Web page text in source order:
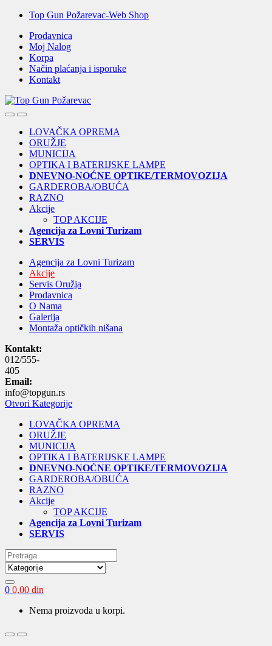
Skip
navigation
Skip
content
Top Gun Požarevac-Web Shop
Prodavnica
Moj Nalog
Korpa
Način plaćanja i isporuke
Kontakt
OpenClose
LOVAČKA OPREMA
ORUŽJE
MUNICIJA
OPTIKA I BATERIJSKE LAMPE
DNEVNO-NOĆNE OPTIKE/TERMOVOZIJA
GARDEROBA/OBUĆA
RAZNO
Akcije
TOP AKCIJE
Agencija za Lovni Turizam
SERVIS
Agencija za Lovni Turizam
Akcije
Servis Oružja
Prodavnica
O Nama
Galerija
Montaža optičkih nišana
Kontakt:
012/555-
405
Email:
info@topgun.rs
Otvori Kategorije
LOVAČKA OPREMA
ORUŽJE
MUNICIJA
OPTIKA I BATERIJSKE LAMPE
DNEVNO-NOĆNE OPTIKE/TERMOVOZIJA
GARDEROBA/OBUĆA
RAZNO
Akcije
TOP AKCIJE
Agencija za Lovni Turizam
SERVIS
Search
for:
0 0,00 din
Nema proizvoda u korpi.
OpenClose